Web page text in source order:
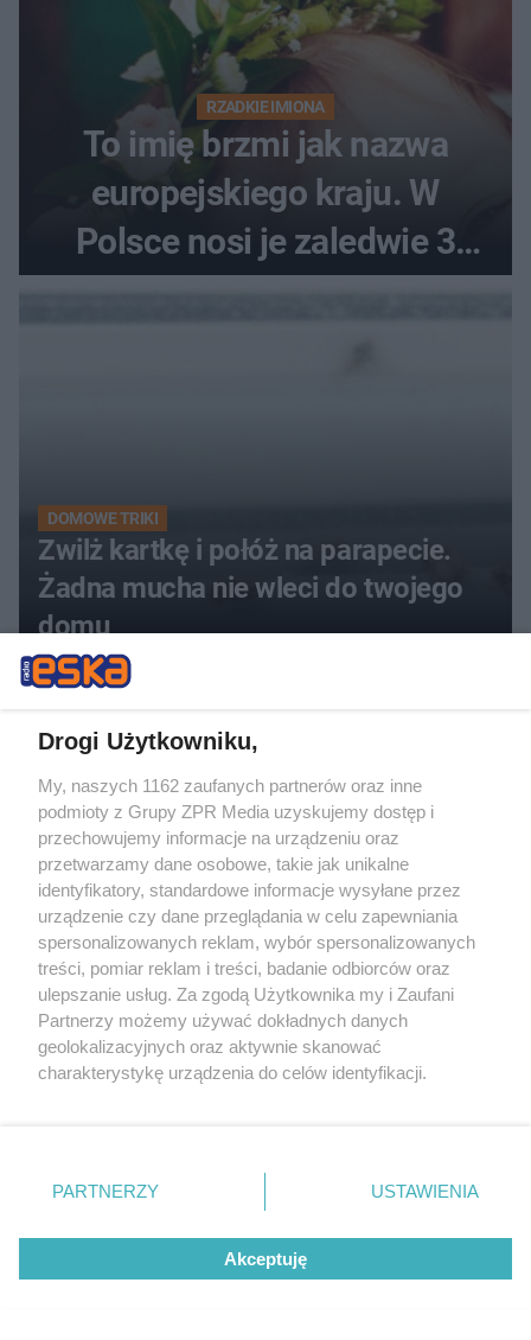
RZADKIE IMIONA
To imię brzmi jak nazwa
europejskiego kraju. W
Polsce nosi je zaledwie 3
DOMOWE TRIKI
Zwilż kartkę i połóż na parapecie.
Żadna mucha nie wleci do twojego
domu
PIELĘGNACJA BORÓWKI
Zrób to po zebraniu borówek, a za
rok zbiory będą obfite
Drogi Użytkowniku,
My, naszych 1162 zaufanych partnerów oraz inne
podmioty z Grupy ZPR Media uzyskujemy dostęp i
przechowujemy informacje na urządzeniu oraz
przetwarzamy dane osobowe, takie jak unikalne
identyfikatory, standardowe informacje wysyłane przez
urządzenie czy dane przeglądania w celu zapewniania
spersonalizowanych reklam, wybór spersonalizowanych
treści, pomiar reklam i treści, badanie odbiorców oraz
ulepszanie usług. Za zgodą Użytkownika my i Zaufani
Partnerzy możemy używać dokładnych danych
geolokalizacyjnych oraz aktywnie skanować
charakterystykę urządzenia do celów identyfikacji.
zmienić/wycofać klikając przycisk ustawień prywatności
znajdujący się w lewym dolnym rogu strony
rodzaje przetwarzania danych nie wymagają zgody
użytkownika, ale masz prawo sprzeciwić się takiemu
przetwarzaniu. Preferencje będą miały zastosowanie tylko
PARTNERZY USTAWIENIA
Akceptuję